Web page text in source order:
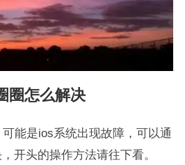
圈怎么解决
能是ios系统出现故障，可以通
开头的操作方法请往下看。